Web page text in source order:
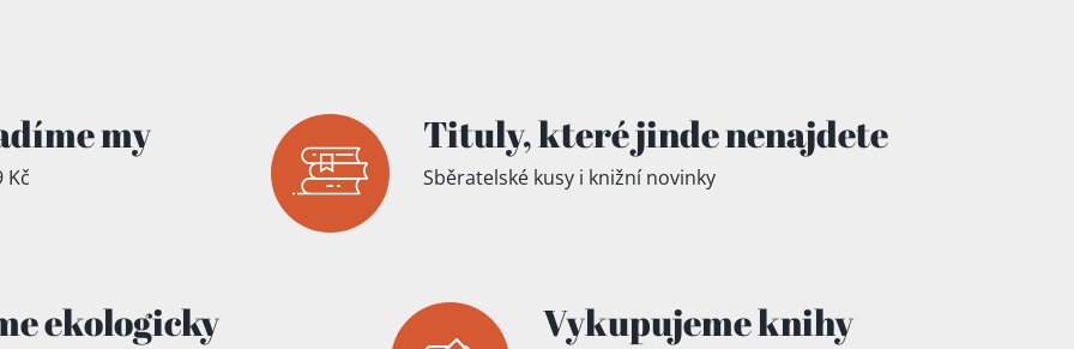
my
Kč
Tituly,které jindenenajdete
Sběratelské kusy i knižní novinky
ekologicky Vykupujeme knihy